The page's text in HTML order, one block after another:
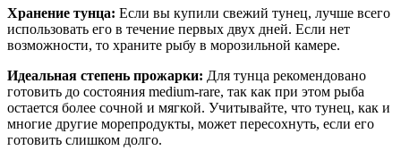
Хранение тунца: Если вы купили свежий тунец, лучше всего
использовать его в течение первых двух дней. Если нет
возможности, то храните рыбу в морозильной камере.
Идеальная степень прожарки: Для тунца рекомендовано
готовить до состояния medium-rare, так как при этом рыба
остается более сочной и мягкой. Учитывайте, что тунец, как и
многие другие морепродукты, может пересохнуть, если его
готовить слишком долго.